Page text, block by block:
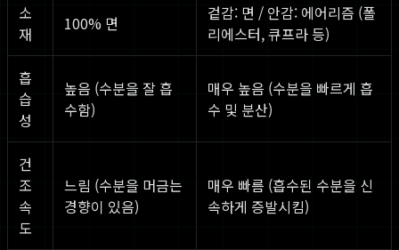
소
재
100% 면
겉감: 면 / 안감: 에어리즘 (폴
리에스터, 큐프라 등)
흡
습
성
높음 (수분을 잘 흡
수함)
매우 높음 (수분을 빠르게 흡
수 및 분산)
건
조
속
도
느림 (수분을 머금는
경향이 있음)
매우 빠름 (흡수된 수분을 신
속하게 증발시킴)